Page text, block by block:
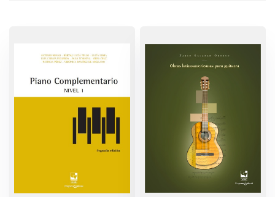
Ciencia política
Ciencias Sociales
Construcción de paz